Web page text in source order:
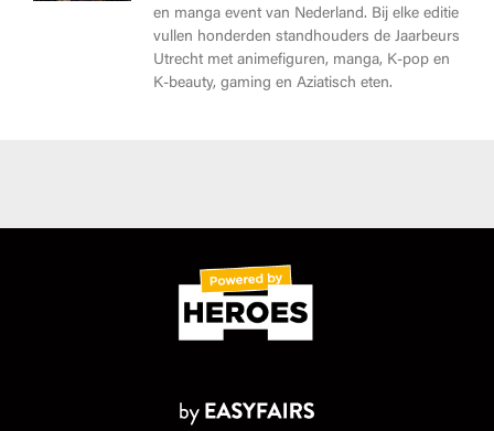
en manga event van Nederland. Bij elke editie
vullen honderden standhouders de Jaarbeurs
Utrecht met animefiguren, manga, K-pop en
K-beauty, gaming en Aziatisch eten.